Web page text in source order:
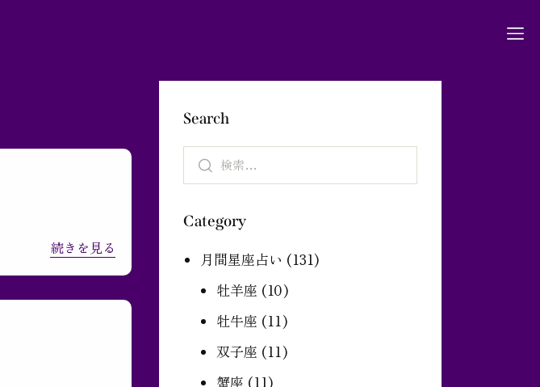
続きを見る
Search
Category
月間星座占い (131)
牡羊座 (10)
牡牛座 (11)
双子座 (11)
蟹座 (11)